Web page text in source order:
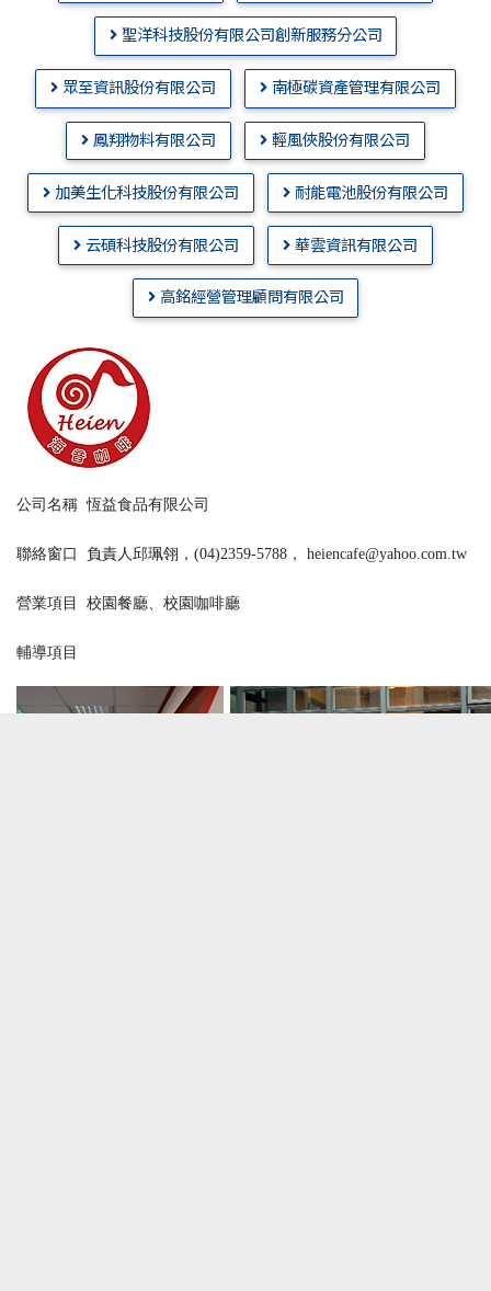
聖洋科技股份有限公司創新服務分公司
眾至資訊股份有限公司 南極碳資產管理有限公司
鳳翔物料有限公司 輕風俠股份有限公司
加美生化科技股份有限公司 耐能電池股份有限公司
云碩科技股份有限公司 華雲資訊有限公司
高銘經營管理顧問有限公司
公司名稱 恆益食品有限公司
聯絡窗口 負責人邱珮翎，(04)2359-5788， heiencafe@yahoo.com.tw
營業項目 校園餐廳、校園咖啡廳
輔導項目